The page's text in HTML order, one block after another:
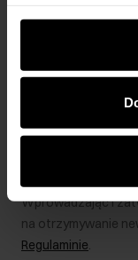
wyświetlać im
rekomendacje
najnowszych
partnerom
analitycznym.
podczas
Newsletter
Bądź na bieżąco z
Wprowadzając i
na otrzymywanie
Regulaminie.